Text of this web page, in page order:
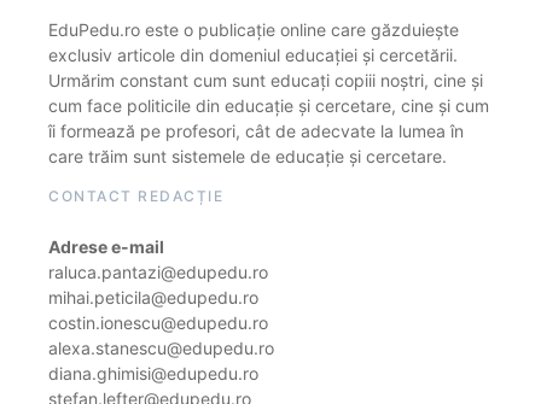
EduPedu.ro este o publicație online care găzduiește
exclusiv articole din domeniul educației și cercetării.
Urmărim constant cum sunt educați copiii noștri, cine și
cum face politicile din educație și cercetare, cine și cum
îi formează pe profesori, cât de adecvate la lumea în
care trăim sunt sistemele de educație și cercetare.
CONTACT REDACȚIE
Adrese e-mail
raluca.pantazi@edupedu.ro
mihai.peticila@edupedu.ro
costin.ionescu@edupedu.ro
alexa.stanescu@edupedu.ro
diana.ghimisi@edupedu.ro
stefan.lefter@edupedu.ro